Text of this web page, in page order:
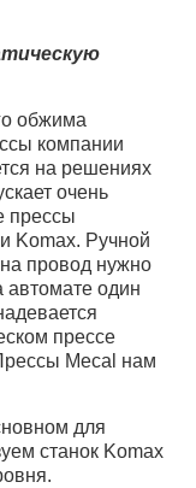
обжима
компании
на решениях
очень
прессы
Komax. Ручной
провод нужно
автомате один
прессе
Mecal нам
для
станок Komax